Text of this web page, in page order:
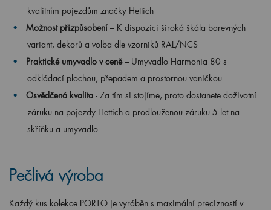
kvalitním pojezdům značky Hettich
Možnost přizpůsobení – K dispozici široká škála barevných
variant, dekorů a volba dle vzorníků RAL/NCS
Praktické umyvadlo v ceně – Umyvadlo Harmonia 80 s
odkládací plochou, přepadem a prostornou vaničkou
Osvědčená kvalita - Za tím si stojíme, proto dostanete doživotní
záruku na pojezdy Hettich a prodlouženou záruku 5 let na
skříňku a umyvadlo
Pečlivá výroba
Každý kus kolekce PORTO je vyráběn s maximální precizností v